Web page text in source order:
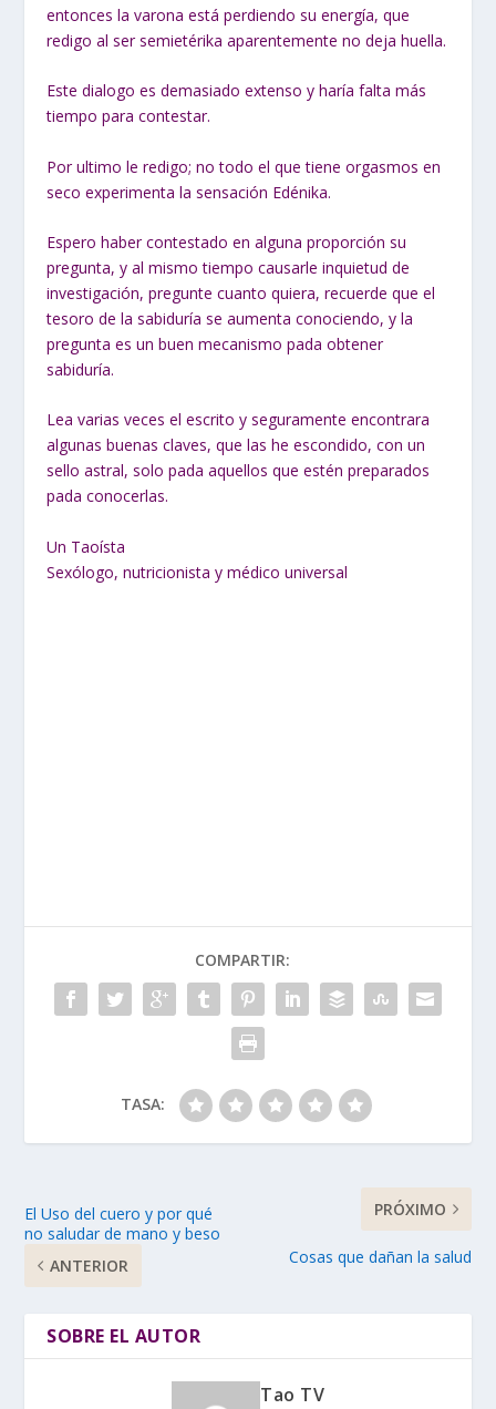
entonces la varona está perdiendo su energía, que
redigo al ser semietérika aparentemente no deja huella.
Este dialogo es demasiado extenso y haría falta más
tiempo para contestar.
Por ultimo le redigo; no todo el que tiene orgasmos en
seco experimenta la sensación Edénika.
Espero haber contestado en alguna proporción su
pregunta, y al mismo tiempo causarle inquietud de
investigación, pregunte cuanto quiera, recuerde que el
tesoro de la sabiduría se aumenta conociendo, y la
pregunta es un buen mecanismo pada obtener
sabiduría.
Lea varias veces el escrito y seguramente encontrara
algunas buenas claves, que las he escondido, con un
sello astral, solo pada aquellos que estén preparados
pada conocerlas.
Un Taoísta
Sexólogo, nutricionista y médico universal
COMPARTIR:
TASA:
El Uso del cuero y por qué
no saludar de mano y beso
ANTERIOR
PRÓXIMO
Cosas que dañan la salud
SOBRE EL AUTOR
Tao TV